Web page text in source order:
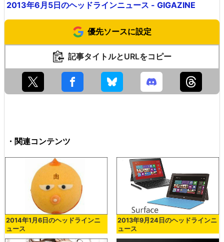
2013年6月5日のヘッドラインニュース - GIGAZINE
優先ソースに設定
記事タイトルとURLをコピー
・関連コンテンツ
2014年1月6日のヘッドラインニ
ュース
2013年9月24日のヘッドラインニ
ュース